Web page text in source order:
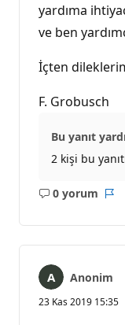
yardıma
ve ben
İçten
F. Grobusch
Bu yanıt
2 kişi bu
0 yorum
Açıklama
Anonim
23 Kas 2019 15:35